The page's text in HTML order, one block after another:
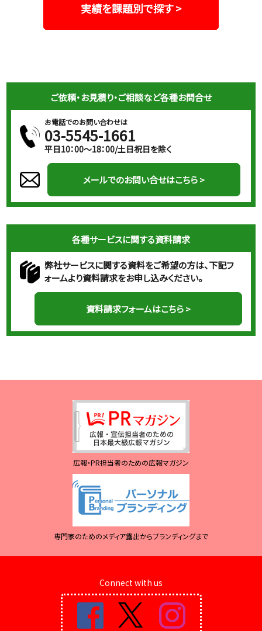
実績を課題別で探す >
ご依頼・お見積り・ご相談など各種お問合せ
お電話でのお問い合わせは
03-5545-1661
平日10：00～18：00/土日祝日を除く
メールでのお問い合せはこちら >
各種サービスに関する資料請求
弊社サービスに関する資料をご希望の方は、下記フ
ォームより資料請求をお申し込みください。
資料請求フォームはこちら >
広報・PR担当者のための広報マガジン
専門家のためのメディア露出からブランディングまで
Connect with us